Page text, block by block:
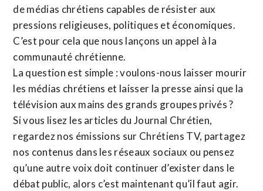
de médias chrétiens capables de résister aux
pressions religieuses, politiques et économiques.
C’est pour cela que nous lançons un appel à la
communauté chrétienne.
La question est simple : voulons-nous laisser mourir
les médias chrétiens et laisser la presse ainsi que la
télévision aux mains des grands groupes privés ?
Si vous lisez les articles du Journal Chrétien,
regardez nos émissions sur Chrétiens TV, partagez
nos contenus dans les réseaux sociaux ou pensez
qu’une autre voix doit continuer d’exister dans le
débat public, alors c’est maintenant qu’il faut agir.